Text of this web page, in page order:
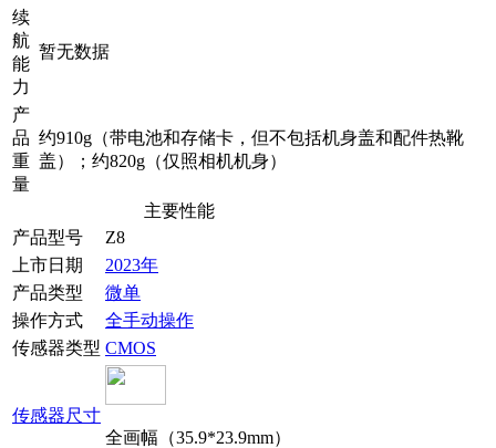
续
航
能
力
暂无数据
产
品
重
量
约910g（带电池和存储卡，但不包括机身盖和配件热靴
盖）；约820g（仅照相机机身）
主要性能
产品型号
Z8
上市日期
2023年
产品类型
微单
操作方式
全手动操作
传感器类型 CMOS
传感器尺寸
全画幅（35.9*23.9mm）